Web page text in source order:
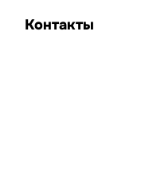
Контакты